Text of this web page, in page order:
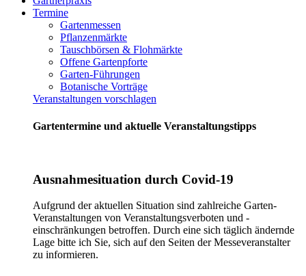
Termine
Gartenmessen
Pflanzenmärkte
Tauschbörsen & Flohmärkte
Offene Gartenpforte
Garten-Führungen
Botanische Vorträge
Veranstaltungen vorschlagen
Gartentermine und aktuelle Veranstaltungstipps
Ausnahmesituation durch Covid-19
Aufgrund der aktuellen Situation sind zahlreiche Garten-
Veranstaltungen von Veranstaltungsverboten und -
einschränkungen betroffen. Durch eine sich täglich ändernde
Lage bitte ich Sie, sich auf den Seiten der Messeveranstalter
zu informieren.